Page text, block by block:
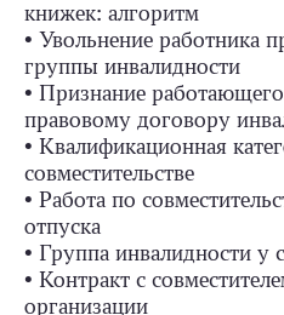
книжек: алгоритм
• Увольнение работника
группы инвалидности
• Признание
правовому договору
• Квалификационная
совместительстве
• Работа по
отпуска
• Группа инвалидности у
• Контракт с
организации